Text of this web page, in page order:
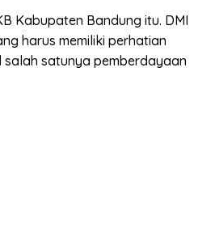
Kabupaten Bandung itu. DMI
harus memiliki perhatian
satunya pemberdayaan